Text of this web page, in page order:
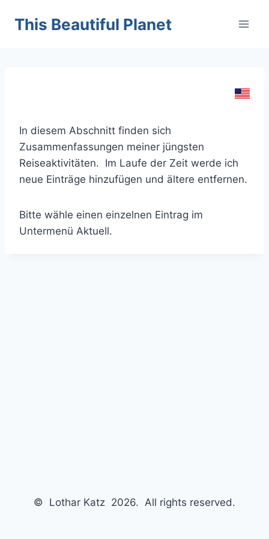
This Beautiful Planet
In diesem Abschnitt finden sich
Zusammenfassungen meiner jüngsten
Reiseaktivitäten. Im Laufe der Zeit werde ich
neue Einträge hinzufügen und ältere entfernen.
Bitte wähle einen einzelnen Eintrag im
Untermenü Aktuell.
© Lothar Katz 2026. All rights reserved.